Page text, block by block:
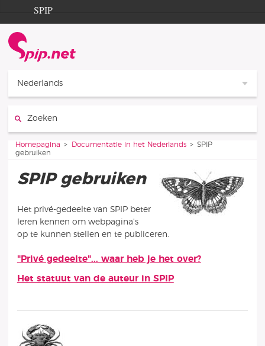
Ga naar de inhoud
Ga naar de navigatie
SPIP
Documentation
Contribution
Nederlands
Je bent hier:
Homepagina Documentatie in het Nederlands
SPIP
gebruiken
SPIP gebruiken
Het privé-gedeelte van SPIP beter
leren kennen om webpagina’s
op te kunnen stellen en te publiceren.
Artikelen in deze rubriek
"Privé gedeelte"... waar heb je het over?
Het statuut van de auteur in SPIP